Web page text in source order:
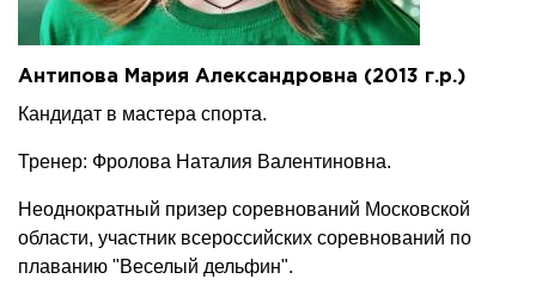
Антипова Мария Александровна (2013 г.р.)
Кандидат в мастера спорта.
Тренер: Фролова Наталия Валентиновна.
Неоднократный призер соревнований Московской
области, участник всероссийских соревнований по
плаванию "Веселый дельфин".